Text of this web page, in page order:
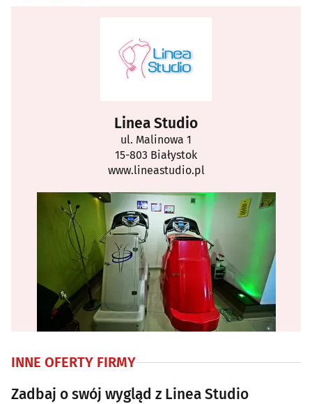
Linea Studio
ul. Malinowa 1
15-803 Białystok
www.lineastudio.pl
INNE OFERTY FIRMY
Zadbaj o swój wygląd z Linea Studio